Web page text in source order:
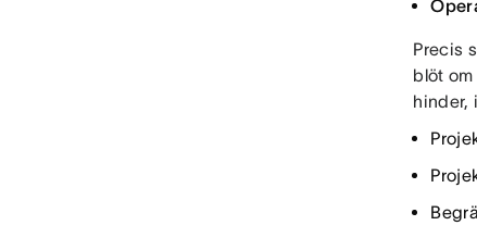
Precis
blöt
hinder,